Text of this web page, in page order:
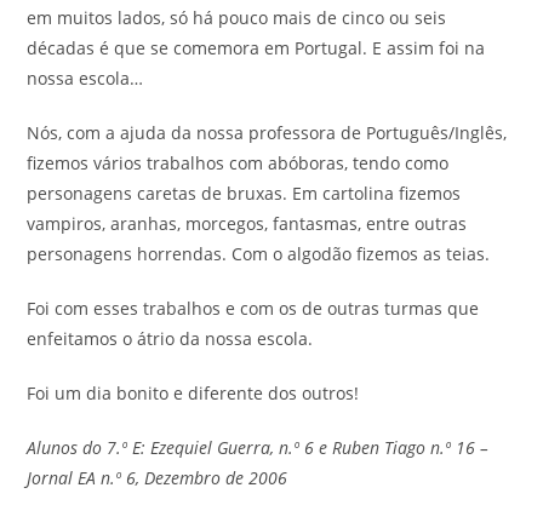
em muitos lados, só há pouco mais de cinco ou seis
décadas é que se comemora em Portugal. E assim foi na
nossa escola…
Nós, com a ajuda da nossa professora de Português/Inglês,
fizemos vários trabalhos com abóboras, tendo como
personagens caretas de bruxas. Em cartolina fizemos
vampiros, aranhas, morcegos, fantasmas, entre outras
personagens horrendas. Com o algodão fizemos as teias.
Foi com esses trabalhos e com os de outras turmas que
enfeitamos o átrio da nossa escola.
Foi um dia bonito e diferente dos outros!
Alunos do 7.º E: Ezequiel Guerra, n.º 6 e Ruben Tiago n.º 16 –
Jornal EA n.º 6, Dezembro de 2006